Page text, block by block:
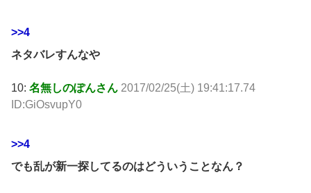
>>4
ネタバレすんなや
10: 名無しのぽんさん 2017/02/25(土) 19:41:17.74
ID:GiOsvupY0
>>4
でも乱が新一探してるのはどういうことなん？